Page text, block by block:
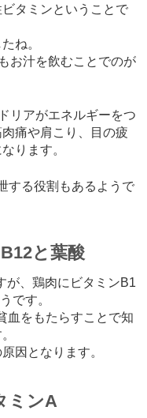
タミンということで
ね。
お汁を飲むことでのが
リアがエネルギーをつ
痛や肩こり、目の疲
ります。
する役割もあるようで
と葉酸
が、鶏肉にビタミンB1
です。
血をもたらすことで知
因となります。
ミンA